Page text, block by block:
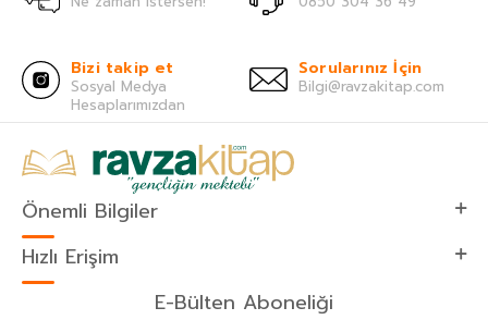
Bizi takip et
Sosyal Medya
Hesaplarımızdan
Sorularınız İçin
Bilgi@ravzakitap.com
Önemli Bilgiler
Hızlı Erişim
E-Bülten Aboneliği